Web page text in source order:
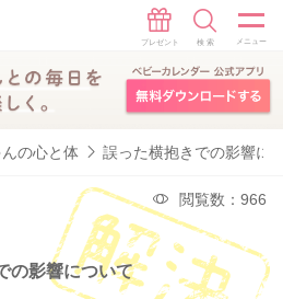
の心と体 誤った横抱きでの影響に
閲覧数：966
の影響について